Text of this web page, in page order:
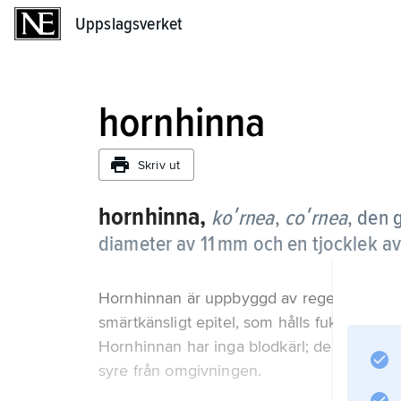
Uppslagsverket
hornhinna
Skriv ut
hornhinna, koʹrnea, coʹrnea, den
diameter av 11 mm och en tjocklek
Hornhinnan är uppbyggd av regelbundet
smärtkänsligt epitel, som hålls fuktigt av
Hornhinnan har inga blodkärl; den får
syre från omgivningen.